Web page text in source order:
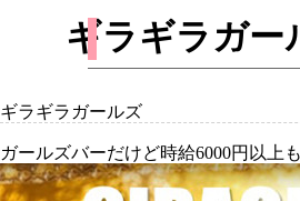
ギラギラガー
ギラギラガールズ
ガールズバーだけど時給6000円以